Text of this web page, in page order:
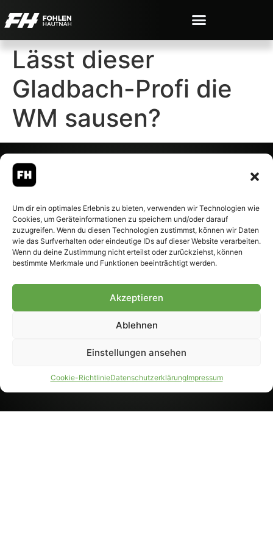
Um dir ein optimales Erlebnis zu bieten, verwenden wir Technologien wie
Cookies, um Geräteinformationen zu speichern und/oder darauf
zuzugreifen. Wenn du diesen Technologien zustimmst, können wir Daten
wie das Surfverhalten oder eindeutige IDs auf dieser Website verarbeiten.
Wenn du deine Zustimmung nicht erteilst oder zurückziehst, können
bestimmte Merkmale und Funktionen beeinträchtigt werden.
Akzeptieren
Ablehnen
Einstellungen ansehen
Cookie-RichtlinieDatenschutzerklärungImpressum
Lässt dieser
Gladbach-Profi die
WM sausen?
– Alle rechte vorbehalten.
Fohlen-Hautnah.de ist ein
offiziell eingetragenes Magazin
bei der Deutschen
Nationalbibliothek (ISSN 1868-
Weiterverarbeitung, auch
Genehmigung.
PARTNER WERDEN
AGB